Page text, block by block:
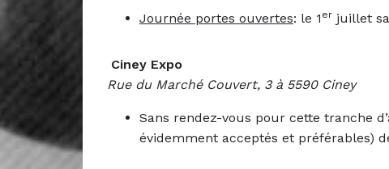
Journée portes ouvertes: le 1 er juillet
Ciney Expo
Rue du Marché Couvert, 3 à 5590 Ciney
Sans rendez-vous pour cette tranche
évidemment acceptés et préférables)